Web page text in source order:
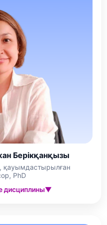
Берікқанқызы
қауымдастырылған
PhD
дисциплины▼